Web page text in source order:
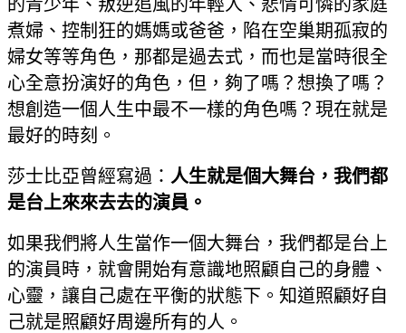
的青少年、叛逆追風的年輕人、悲情可憐的家庭
煮婦、控制狂的媽媽或爸爸，陷在空巢期孤寂的
婦女等等角色，那都是過去式，而也是當時很全
心全意扮演好的角色，但，夠了嗎？想換了嗎？
想創造一個人生中最不一樣的角色嗎？現在就是
最好的時刻。
莎士比亞曾經寫過： 人生就是個大舞台，我們都
是台上來來去去的演員。
如果我們將人生當作一個大舞台，我們都是台上
的演員時，就會開始有意識地照顧自己的身體、
心靈，讓自己處在平衡的狀態下。知道照顧好自
己就是照顧好周邊所有的人。